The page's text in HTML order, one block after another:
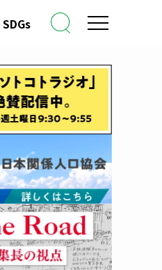
SDGs